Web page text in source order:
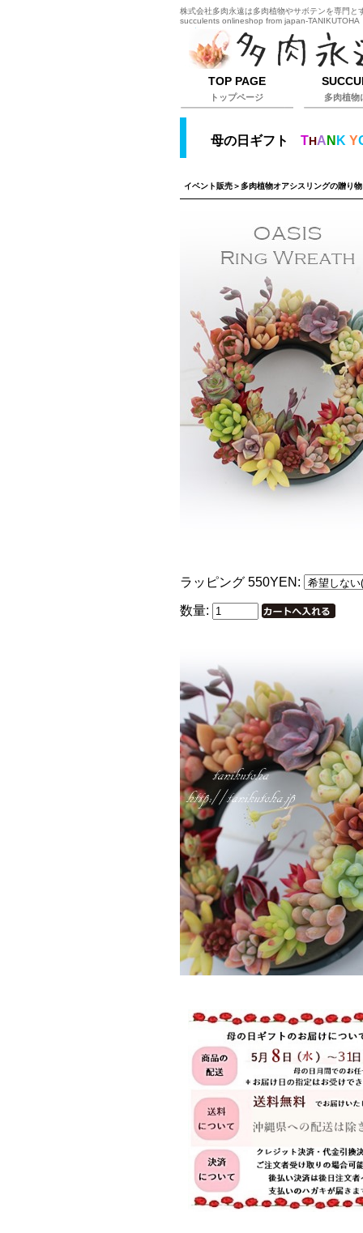
株式会社多肉永遠は多肉植物やサボテンを専門
succulents onlineshop from japan-TANIKUTOHA
母の日ギフト T H A N K Y
イベント販売＞多肉植物オアシスリングの贈り物
ラッピング 550YEN:
数量:
TOP PAGE
トップページ 多肉植物